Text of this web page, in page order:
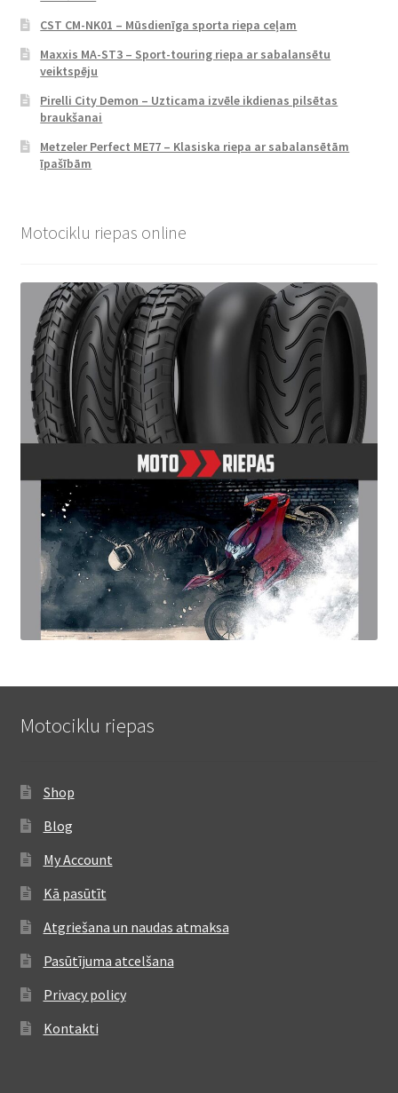
CST CM-NK01 – Mūsdienīga sporta riepa ceļam
Maxxis MA-ST3 – Sport-touring riepa ar sabalansētu
veiktspēju
Pirelli City Demon – Uzticama izvēle ikdienas pilsētas
braukšanai
Metzeler Perfect ME77 – Klasiska riepa ar sabalansētām
īpašībām
Motociklu riepas online
Motociklu riepas
Shop
Blog
My Account
Kā pasūtīt
Atgriešana un naudas atmaksa
Pasūtījuma atcelšana
Privacy policy
Kontakti